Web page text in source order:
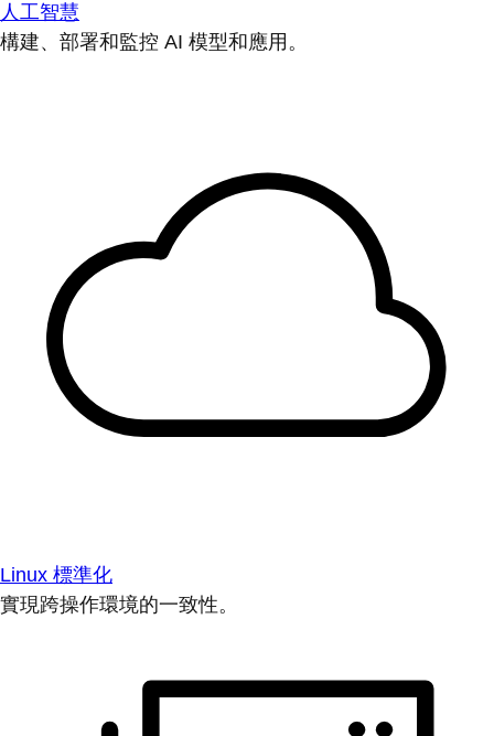
人工智慧
構建、部署和監控 AI 模型和應用。
Linux 標準化
實現跨操作環境的一致性。